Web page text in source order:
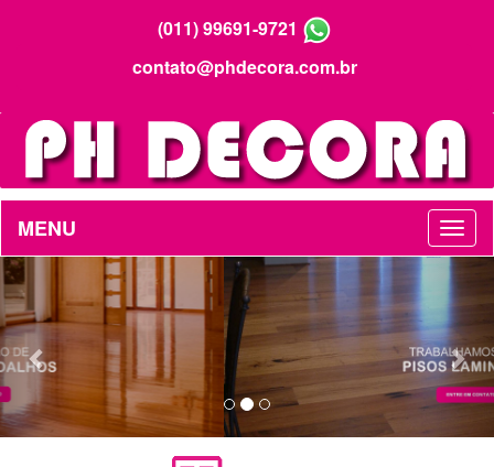
(011) 99691-9721
contato@phdecora.com.br
MENU
Previous